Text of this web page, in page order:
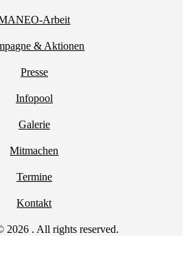
Arbeit
& Aktionen
Presse
Infopool
Galerie
Mitmachen
Termine
Kontakt
2026 . All rights reserved.